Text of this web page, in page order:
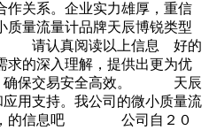
作关系。企业实力雄厚，重信
质量流量计品牌天辰博锐类型
国 请认真阅读以上信息 好的
的深入理解，提供出更为优
，确保交易安全高效。 天辰
用支持。我公司的微小质量流
计，的信息吧 公司自２０